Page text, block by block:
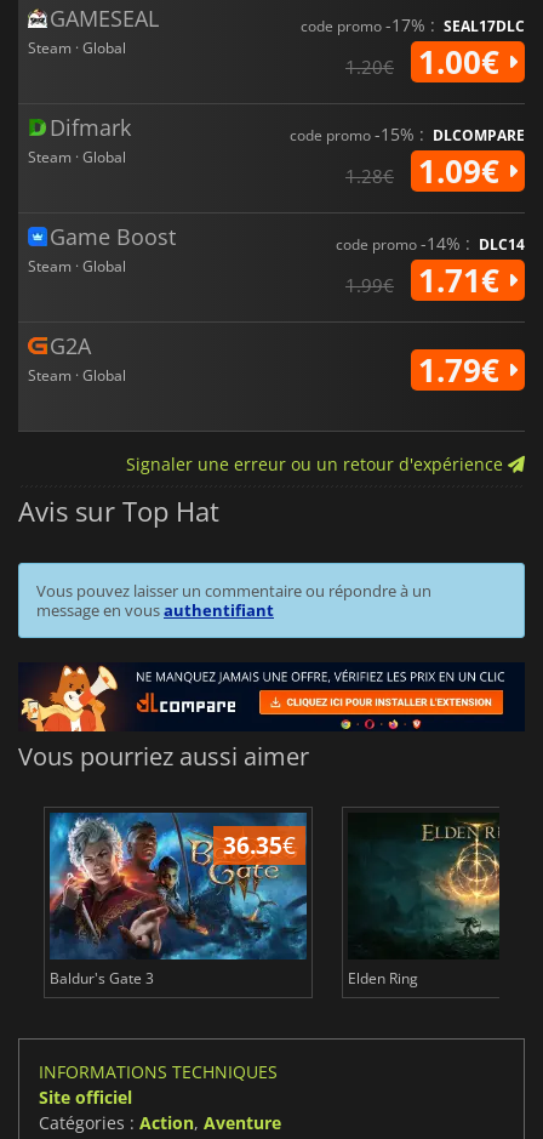
GAMESEAL
Steam · Global
code promo-17% : SEAL17DLC
1.20€ 1.00€
Difmark
Steam · Global
code promo-15% : DLCOMPARE
1.28€ 1.09€
Game Boost
Steam · Global
code promo-14% : DLC14
1.99€ 1.71€
G2A
Steam · Global 1.79€
Signaler une erreur ou un retour d'expérience
Avis sur Top Hat
Vous pouvez laisser un commentaire ou répondre à un
message en vousauthentifiant
Vous pourriez aussi aimer
36.35€
Baldur's Gate 3 Elden Ring
INFORMATIONS TECHNIQUES
Site officiel
Catégories : Action, Aventure